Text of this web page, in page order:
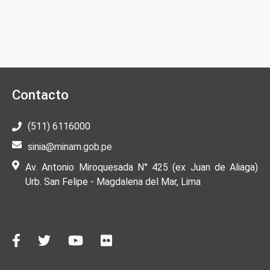
Contacto
(511) 6116000
sinia@minam.gob.pe
Av. Antonio Miroquesada N° 425 (ex Juan de Aliaga)
Urb. San Felipe - Magdalena del Mar, Lima